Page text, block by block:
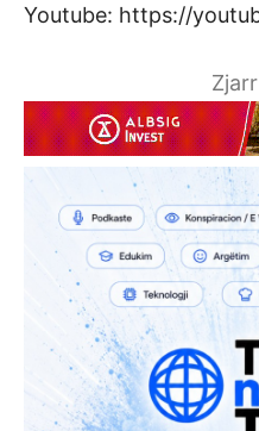
Youtube: https://